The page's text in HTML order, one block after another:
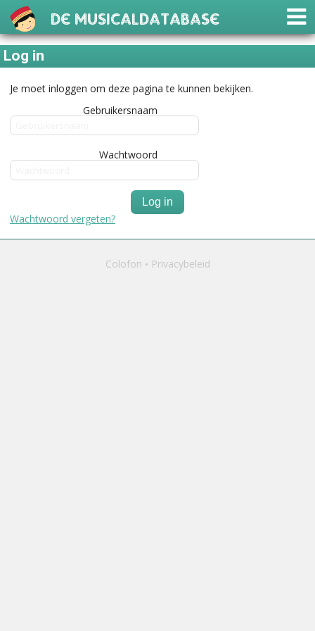
De Musicaldatabase
Log in
Je moet inloggen om deze pagina te kunnen bekijken.
Gebruikersnaam
Wachtwoord
Log in
Wachtwoord vergeten?
Colofon Privacybeleid